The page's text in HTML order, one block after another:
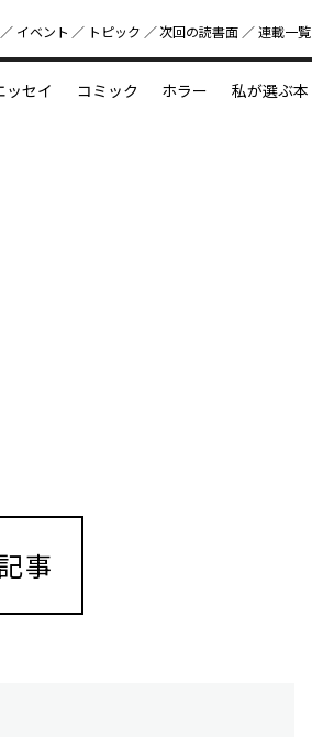
イベント トピック 次回の読書⾯ 連載一覧
ッセイ コミック ホラー 私が選ぶ本
事